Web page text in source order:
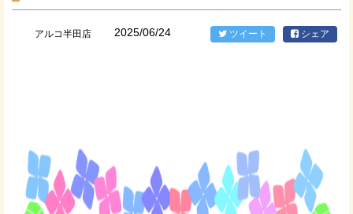
アルコ半田店 2025/06/24 ツイート シェア